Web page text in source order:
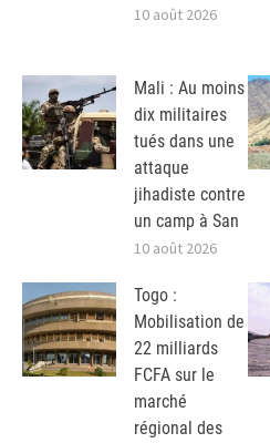
10 août 2026
Mali : Au moins
dix militaires
tués dans une
attaque
jihadiste contre
un camp à San
10 août 2026
Togo :
Mobilisation de
22 milliards
FCFA sur le
marché
régional des